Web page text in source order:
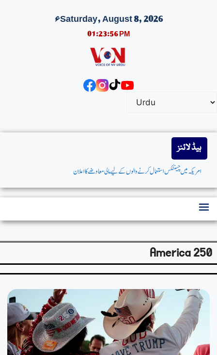
Saturday, August 8, 2026ء
01:23:57 PM
ہیڈ لائنز
امریکہ میں چینٹکس استعمال کرنے والوں کے لیے مالی معاوضے کا اعلان
America 250